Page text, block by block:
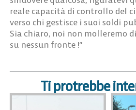
reale capacità di controllo del
verso chi gestisce i suoi soldi
Sia chiaro, noi non molleremo
su nessun fronte !”
Ti protrebbe